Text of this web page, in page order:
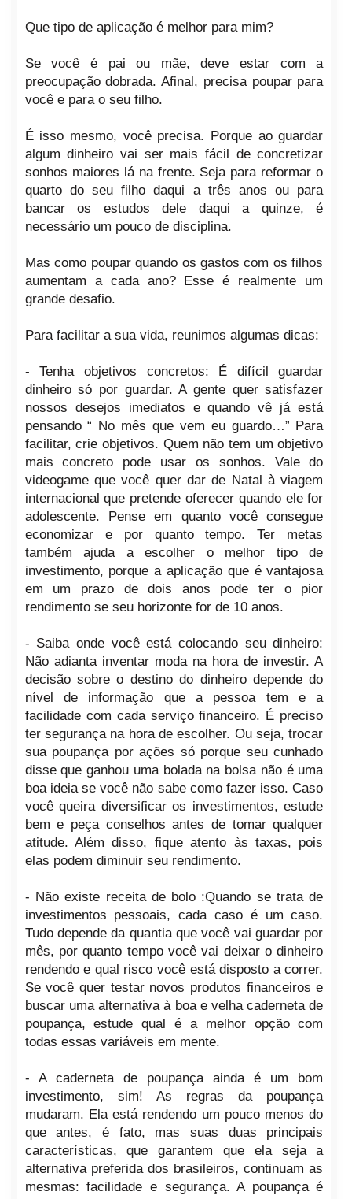
Que tipo de aplicação é melhor para mim?
Se você é pai ou mãe, deve estar com a
preocupação dobrada. Afinal, precisa poupar para
você e para o seu filho.
É isso mesmo, você precisa. Porque ao guardar
algum dinheiro vai ser mais fácil de concretizar
sonhos maiores lá na frente. Seja para reformar o
quarto do seu filho daqui a três anos ou para
bancar os estudos dele daqui a quinze, é
necessário um pouco de disciplina.
Mas como poupar quando os gastos com os filhos
aumentam a cada ano? Esse é realmente um
grande desafio.
Para facilitar a sua vida, reunimos algumas dicas:
- Tenha objetivos concretos: É difícil guardar
dinheiro só por guardar. A gente quer satisfazer
nossos desejos imediatos e quando vê já está
pensando “ No mês que vem eu guardo…” Para
facilitar, crie objetivos. Quem não tem um objetivo
mais concreto pode usar os sonhos. Vale do
videogame que você quer dar de Natal à viagem
internacional que pretende oferecer quando ele for
adolescente. Pense em quanto você consegue
economizar e por quanto tempo. Ter metas
também ajuda a escolher o melhor tipo de
investimento, porque a aplicação que é vantajosa
em um prazo de dois anos pode ter o pior
rendimento se seu horizonte for de 10 anos.
- Saiba onde você está colocando seu dinheiro:
Não adianta inventar moda na hora de investir. A
decisão sobre o destino do dinheiro depende do
nível de informação que a pessoa tem e a
facilidade com cada serviço financeiro. É preciso
ter segurança na hora de escolher. Ou seja, trocar
sua poupança por ações só porque seu cunhado
disse que ganhou uma bolada na bolsa não é uma
boa ideia se você não sabe como fazer isso. Caso
você queira diversificar os investimentos, estude
bem e peça conselhos antes de tomar qualquer
atitude. Além disso, fique atento às taxas, pois
elas podem diminuir seu rendimento.
- Não existe receita de bolo :Quando se trata de
investimentos pessoais, cada caso é um caso.
Tudo depende da quantia que você vai guardar por
mês, por quanto tempo você vai deixar o dinheiro
rendendo e qual risco você está disposto a correr.
Se você quer testar novos produtos financeiros e
buscar uma alternativa à boa e velha caderneta de
poupança, estude qual é a melhor opção com
todas essas variáveis em mente.
- A caderneta de poupança ainda é um bom
investimento, sim! As regras da poupança
mudaram. Ela está rendendo um pouco menos do
que antes, é fato, mas suas duas principais
características, que garantem que ela seja a
alternativa preferida dos brasileiros, continuam as
mesmas: facilidade e segurança. A poupança é